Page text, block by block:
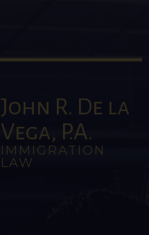
John R. De la
Vega, P.A.
IMMIGRATION
LAW